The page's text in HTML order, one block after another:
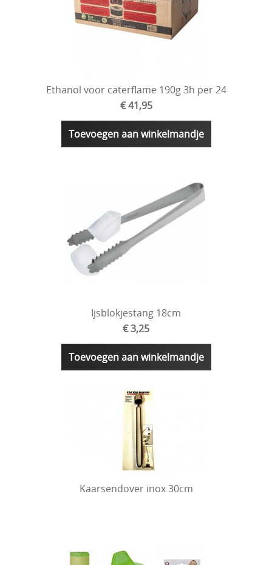
Ethanol voor caterflame 190g 3h per 24
€ 41,95
Toevoegen aan winkelmandje
Ijsblokjestang 18cm
€ 3,25
Toevoegen aan winkelmandje
Kaarsendover inox 30cm